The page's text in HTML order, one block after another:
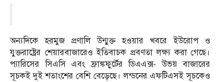
অন্যদিকে হরমুজ প্রণালি উন্মুক্ত হওয়ার খবরে ইউরোপ ও
যুক্তরাষ্ট্রের শেয়ারবাজারেও ইতিবাচক প্রবণতা লক্ষ্য করা গেছে।
প্যারিসের সিএসি এবং ফ্রাঙ্কফুর্টের ডিএএক্স- উভয় বাজারের
সূচকই দুই শতাংশের বেশি বেড়েছে। লন্ডনের এফটিএসই সূচকেও